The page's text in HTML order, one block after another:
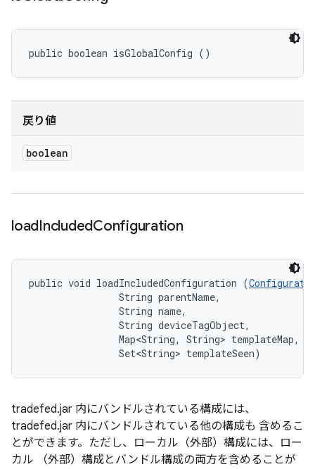
public boolean isGlobalConfig ()
戻り値
boolean
loadIncludedConfiguration
public void loadIncludedConfiguration (
                String parentName,
                String name,
                String deviceTagObject,
                Map<String, String> templateMap,
                Set<String> templateSeen)
tradefed.jar 内にバンドルされている構成には、
tradefed.jar 内にバンドルされている他の構成も 含めるこ
とができます。ただし、ローカル（外部）構成には、ロー
カル （外部）構成とバンドル構成の両方を含めることが